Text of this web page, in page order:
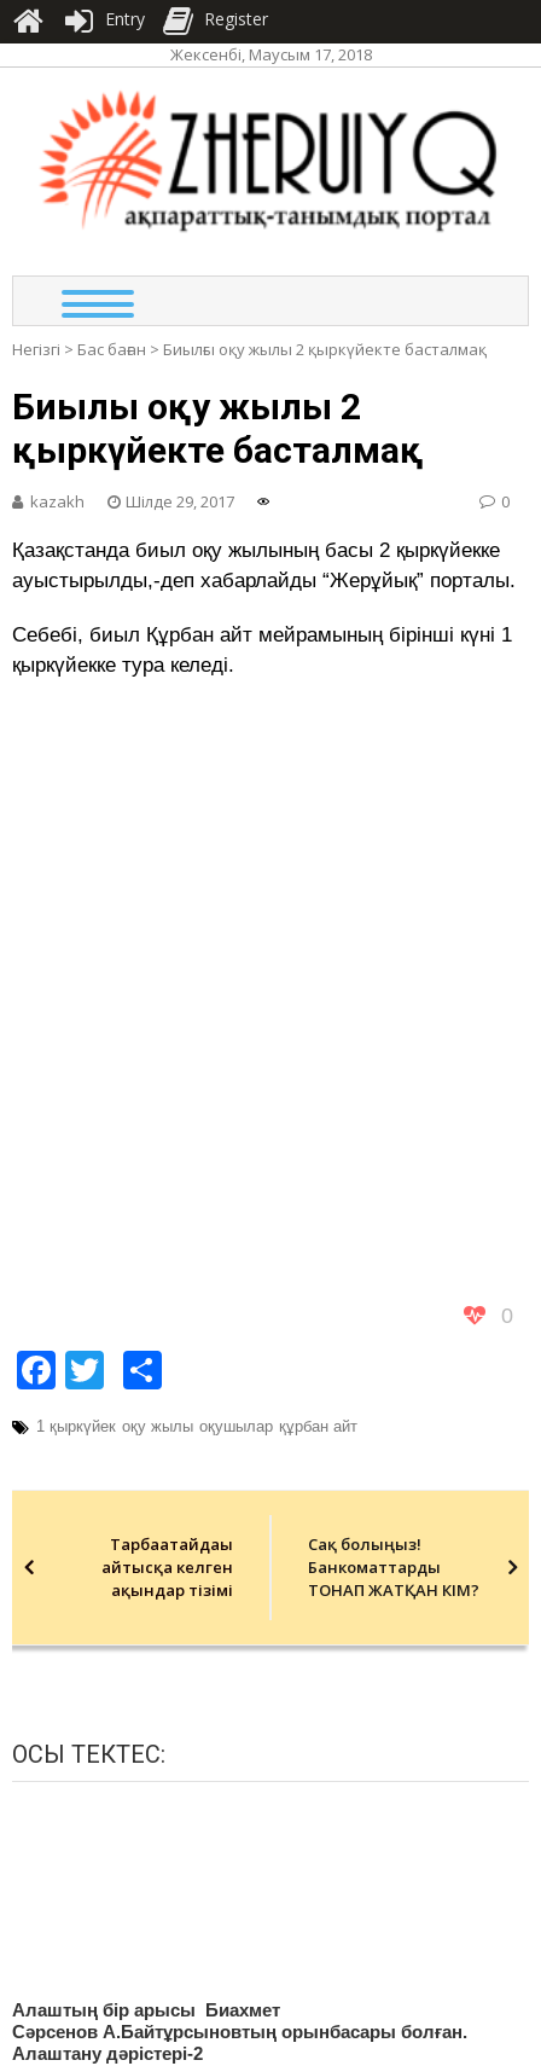
Жексенбі, Маусым 17, 2018
Негізгі > Бас баған > Биылғы оқу жылы 2 қыркүйекте басталмақ
Биылғы оқу жылы 2
қыркүйекте басталмақ
kazakh Шілде 29, 2017 0
Қазақстанда биыл оқу жылының басы 2 қыркүйекке
ауыстырылды,-деп хабарлайды “Жерұйық” порталы.
Себебі, биыл Құрбан айт мейрамының бірінші күні 1
қыркүйекке тура келеді.
0
Facebook
Twitter
1 қыркүйек оқу жылы оқушылар құрбан айт
navigationТарбағатайдағы
айтысқа келген
ақындар тізімі
Сақ болыңыз!
Банкоматтарды
ТОНАП ЖАТҚАН КІМ?
ОСЫ ТЕКТЕС:
Алаштың бір арысы Биахмет
Сәрсенов А.Байтұрсыновтың орынбасары болған.
Алаштану дәрістері-2
Entry Register